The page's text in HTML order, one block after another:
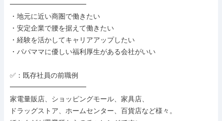
━━━━━━━━━━━
・地元に近い商圏で働きたい
・安定企業で腰を据えて働きたい
・経験を活かしてキャリアアップしたい
・パパママに優しい福利厚生がある会社がいい
✅：既存社員の前職例
━━━━━━━━━━━
家電量販店、ショッピングモール、家具店、
ドラッグストア、ホームセンター、百貨店など様々。